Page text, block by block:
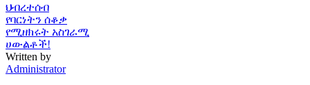
ህብረተሰብ
የባርነትን ሰቆቃ
የሚዘክሩት አስገራሚ
ሀውልቶች!
Written by
Administrator